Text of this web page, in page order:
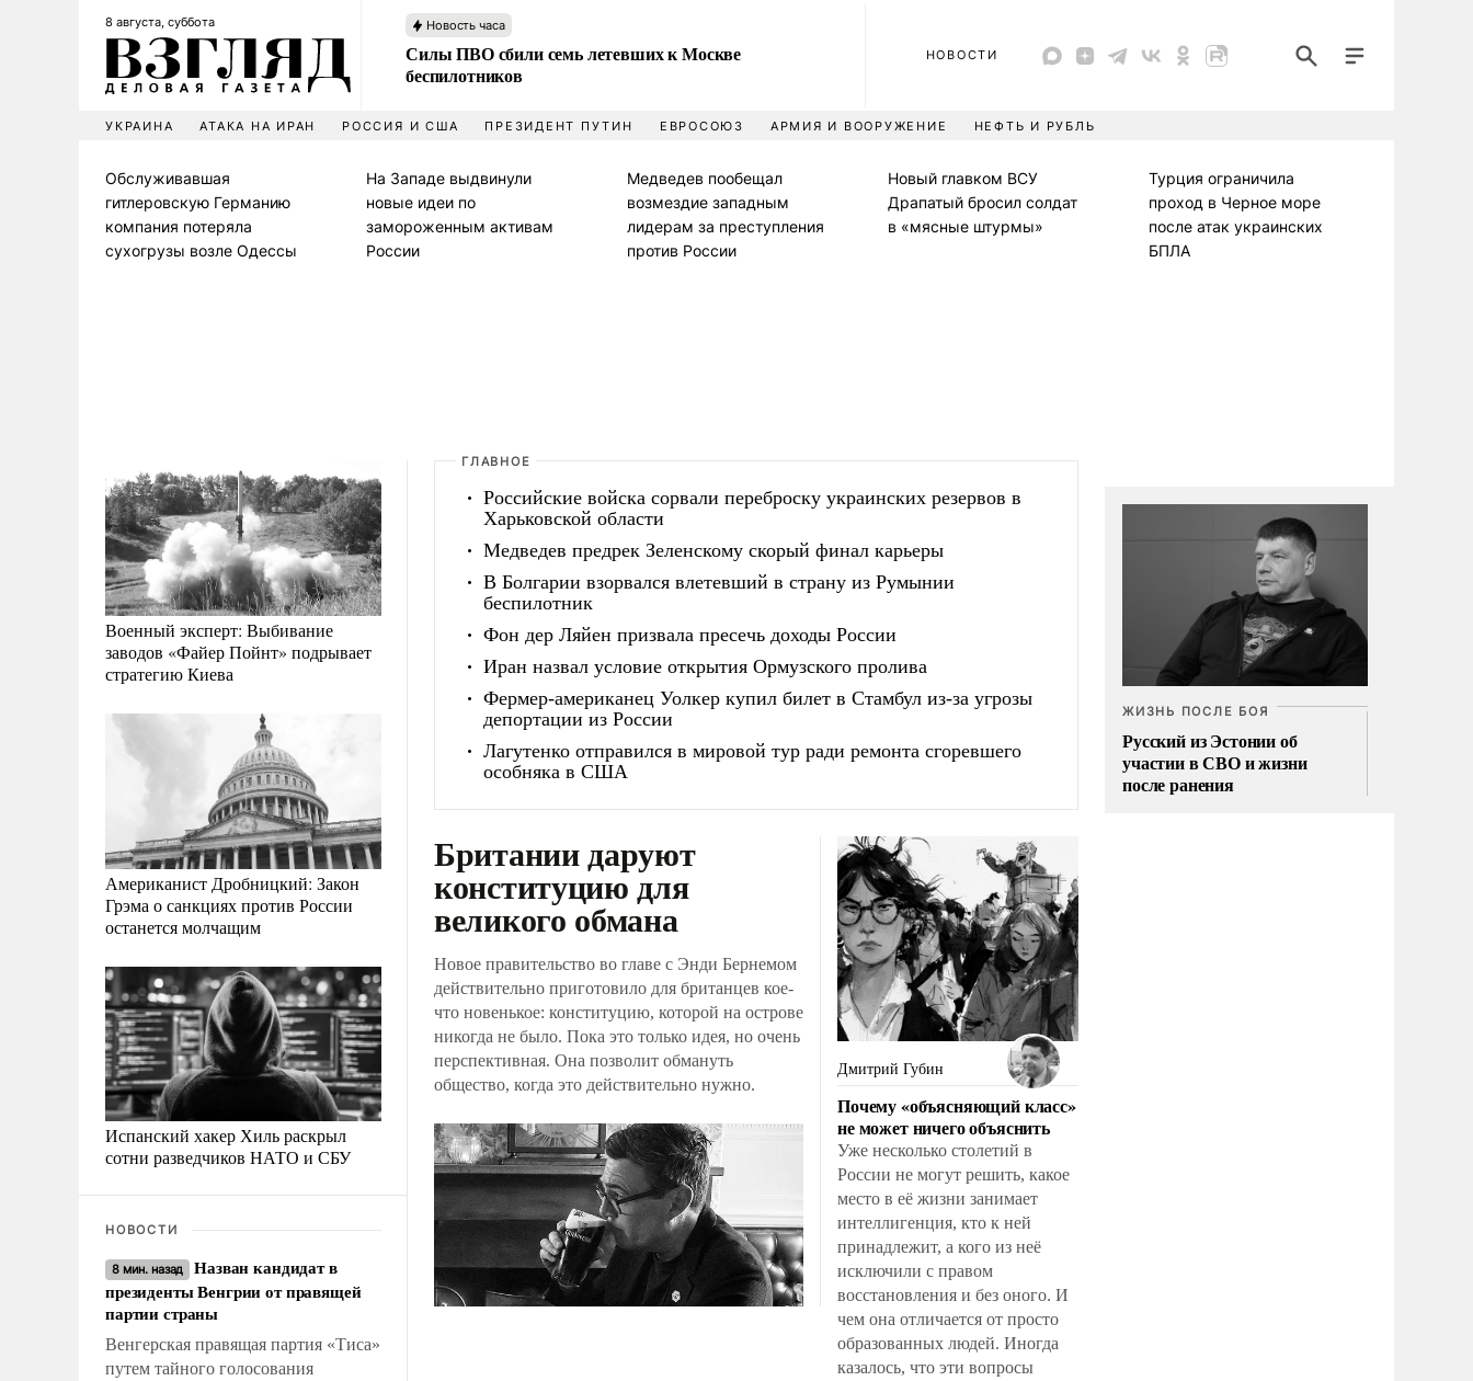
8 августа, суббота Новость часа
Силы ПВО сбили семь летевших к Москве
беспилотников
НОВОСТИ
УКРАИНА АТАКА НА ИРАН РОССИЯ И США ПРЕЗИДЕНТ ПУТИН ЕВРОСОЮЗ АРМИЯ И ВООРУЖЕНИЕ НЕФТЬ И РУБЛЬ
Обслуживавшая
гитлеровскую Германию
компания потеряла
сухогрузы возле Одессы
На Западе выдвинули
новые идеи по
замороженным активам
России
Медведев пообещал
возмездие западным
лидерам за преступления
против России
Новый главком ВСУ
Драпатый бросил солдат
в «мясные штурмы»
Турция ограничила
проход в Черное море
после атак украинских
БПЛА
Военный эксперт: Выбивание
заводов «Файер Пойнт» подрывает
стратегию Киева
Американист Дробницкий: Закон
Грэма о санкциях против России
останется молчащим
Испанский хакер Хиль раскрыл
сотни разведчиков НАТО и СБУ
НОВОСТИ
8 мин. назад
Назван кандидат в
президенты Венгрии от правящей
партии страны
Венгерская правящая партия «Тиса»
путем тайного голосования
ГЛАВНОЕ
Российские войска сорвали переброску украинских резервов в
Харьковской области
Медведев предрек Зеленскому скорый финал карьеры
В Болгарии взорвался влетевший в страну из Румынии
беспилотник
Фон дер Ляйен призвала пресечь доходы России
Иран назвал условие открытия Ормузского пролива
Фермер-американец Уолкер купил билет в Стамбул из-за угрозы
депортации из России
Лагутенко отправился в мировой тур ради ремонта сгоревшего
особняка в США
Британии даруют
конституцию для
великого обмана
Новое правительство во главе с Энди Бернемом
действительно приготовило для британцев кое-
что новенькое: конституцию, которой на острове
никогда не было. Пока это только идея, но очень
перспективная. Она позволит обмануть
общество, когда это действительно нужно.
Дмитрий Губин
Почему «объясняющий класс»
не может ничего объяснить
Уже несколько столетий в
России не могут решить, какое
место в её жизни занимает
интеллигенция, кто к ней
принадлежит, а кого из неё
исключили с правом
восстановления и без оного. И
чем она отличается от просто
образованных людей. Иногда
казалось, что эти вопросы
ЖИЗНЬ ПОСЛЕ БОЯ
Русский из Эстонии об
участии в СВО и жизни
после ранения